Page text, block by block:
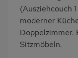
(Ausziehcouch
moderner
Doppelzimmer.
Sitzmöbeln.